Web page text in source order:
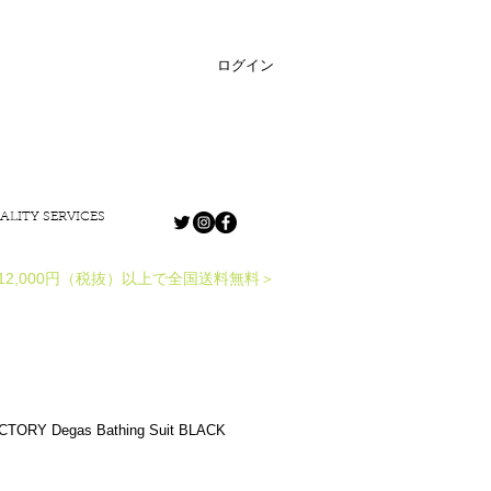
SERVICES
ログイン
Degas Bathing Suit BLACK
円（税抜）以上で全国送料無料＞